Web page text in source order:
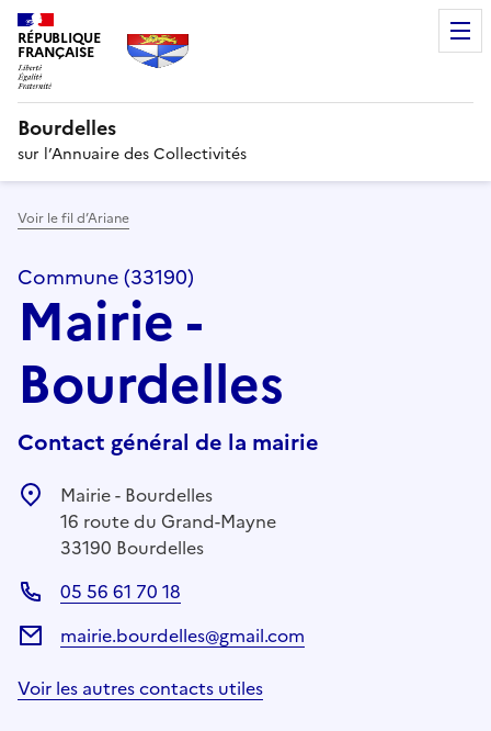
RÉPUBLIQUE
FRANÇAISE
Bourdelles
sur l’Annuaire des Collectivités
Voir le fil d’Ariane
Commune (33190)
Mairie -
Bourdelles
Contact général de la mairie
Mairie - Bourdelles
16 route du Grand-Mayne
33190 Bourdelles
05 56 61 70 18
mairie.bourdelles@gmail.com
Voir les autres contacts utiles